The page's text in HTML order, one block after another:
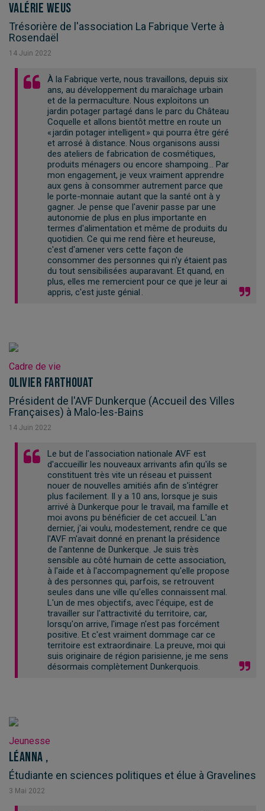
Valérie Weus
Trésorière de l'association La Fabrique Verte à
Rosendaël
14 Juin 2022
À la Fabrique verte, nous travaillons, depuis six
ans, au développement du maraîchage urbain
et de la permaculture. Nous exploitons un
jardin potager partagé dans le parc du Château
Coquelle et allons bientôt mettre en route un
« jardin potager intelligent » qui pourra être géré
et arrosé à distance. Nous organisons aussi
des ateliers de fabrication de cosmétiques,
produits ménagers ou encore shampoing… Par
mon engagement, je veux vraiment apprendre
aux gens à consommer autrement parce que
le porte-monnaie autant que la santé ont à y
gagner. Je pense que l'avenir passe par une
autonomie de plus en plus importante en
termes d'alimentation et même de produits du
quotidien. Ce qui me rend fière et heureuse,
c'est d'amener vers cette façon de
consommer des personnes qui n'y étaient pas
du tout sensibilisées auparavant. Et quand, en
plus, elles me remercient pour ce que je leur ai
appris, c'est juste génial .
Cadre de vie
Olivier Farthouat
Président de l'AVF Dunkerque (Accueil des Villes
Françaises) à Malo-les-Bains
14 Juin 2022
Le but de l'association nationale AVF est
d'accueillir les nouveaux arrivants afin qu'ils se
constituent très vite un réseau et puissent
nouer de nouvelles amitiés afin de s'intégrer
plus facilement. Il y a 10 ans, lorsque je suis
arrivé à Dunkerque pour le travail, ma famille et
moi avons pu bénéficier de cet accueil. L'an
dernier, j'ai voulu, modestement, rendre ce que
l'AVF m'avait donné en prenant la présidence
de l'antenne de Dunkerque. Je suis très
sensible au côté humain de cette association,
à l'aide et à l'accompagnement qu'elle propose
à des personnes qui, parfois, se retrouvent
seules dans une ville qu'elles connaissent mal.
L'un de mes objectifs, avec l'équipe, est de
travailler sur l'attractivité du territoire, car,
lorsqu'on arrive, l'image n'est pas forcément
positive. Et c'est vraiment dommage car ce
territoire est extraordinaire. La preuve, moi qui
suis originaire de région parisienne, je me sens
désormais complètement Dunkerquois.
Jeunesse
Léanna ,
Étudiante en sciences politiques et élue à Gravelines
3 Mai 2022